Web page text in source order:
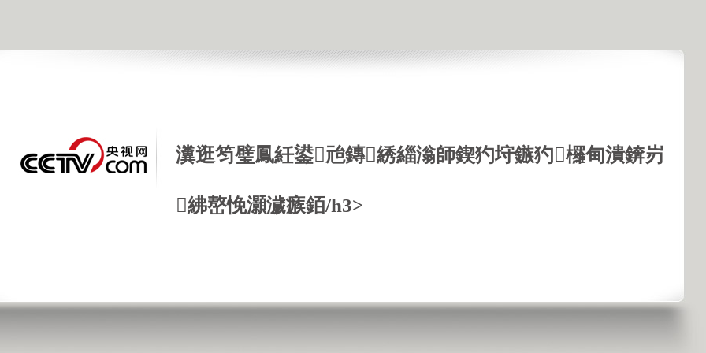
瀵逛笉璧鳳紝鍙兘鏄綉緇滃師鍥犳垨鏃犳欏甸潰錛岃
紼嶅悗灝濊瘯銆/h3>